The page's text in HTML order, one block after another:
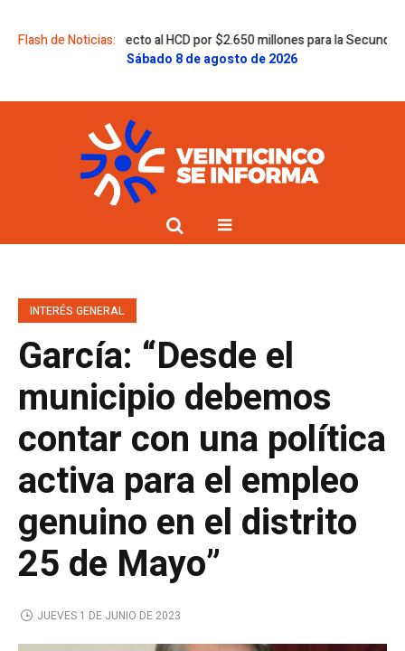
Flash de Noticias:
proyecto al HCD por $2.650 millones para la Secundaria 8
Sábado 8 de agosto de 2026
INTERÉS GENERAL
García: “Desde el
municipio debemos
contar con una política
activa para el empleo
genuino en el distrito
25 de Mayo”
JUEVES 1 DE JUNIO DE 2023